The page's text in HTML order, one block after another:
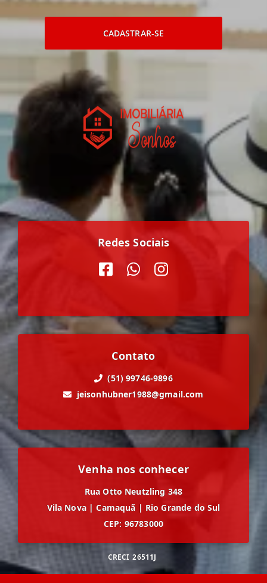
CADASTRAR-SE
Redes Sociais
Contato
(51) 99746-9896
jeisonhubner1988@gmail.com
Venha nos conhecer
Rua Otto Neutzling 348
Vila Nova | Camaquã | Rio Grande do Sul
CEP: 96783000
CRECI 26511J